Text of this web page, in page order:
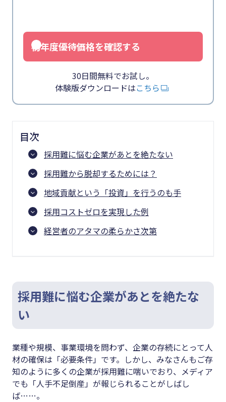
初年度優待価格を確認する
30日間無料でお試し。
体験版ダウンロードはこちら
目次
採用難に悩む企業があとを絶たない
採用難から脱却するためには？
地域貢献という「投資」を行うのも手
採用コストゼロを実現した例
経営者のアタマの柔らかさ次第
採用難に悩む企業があとを絶たな
い
業種や規模、事業環境を問わず、企業の存続にとって人
材の確保は「必要条件」です。しかし、みなさんもご存
知のように多くの企業が採用難に喘いでおり、メディア
でも「人手不足倒産」が報じられることがしばし
ば……。